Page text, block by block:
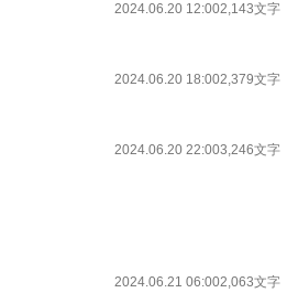
2024.06.20 12:002,143文字
2024.06.20 18:002,379文字
2024.06.20 22:003,246文字
2024.06.21 06:002,063文字